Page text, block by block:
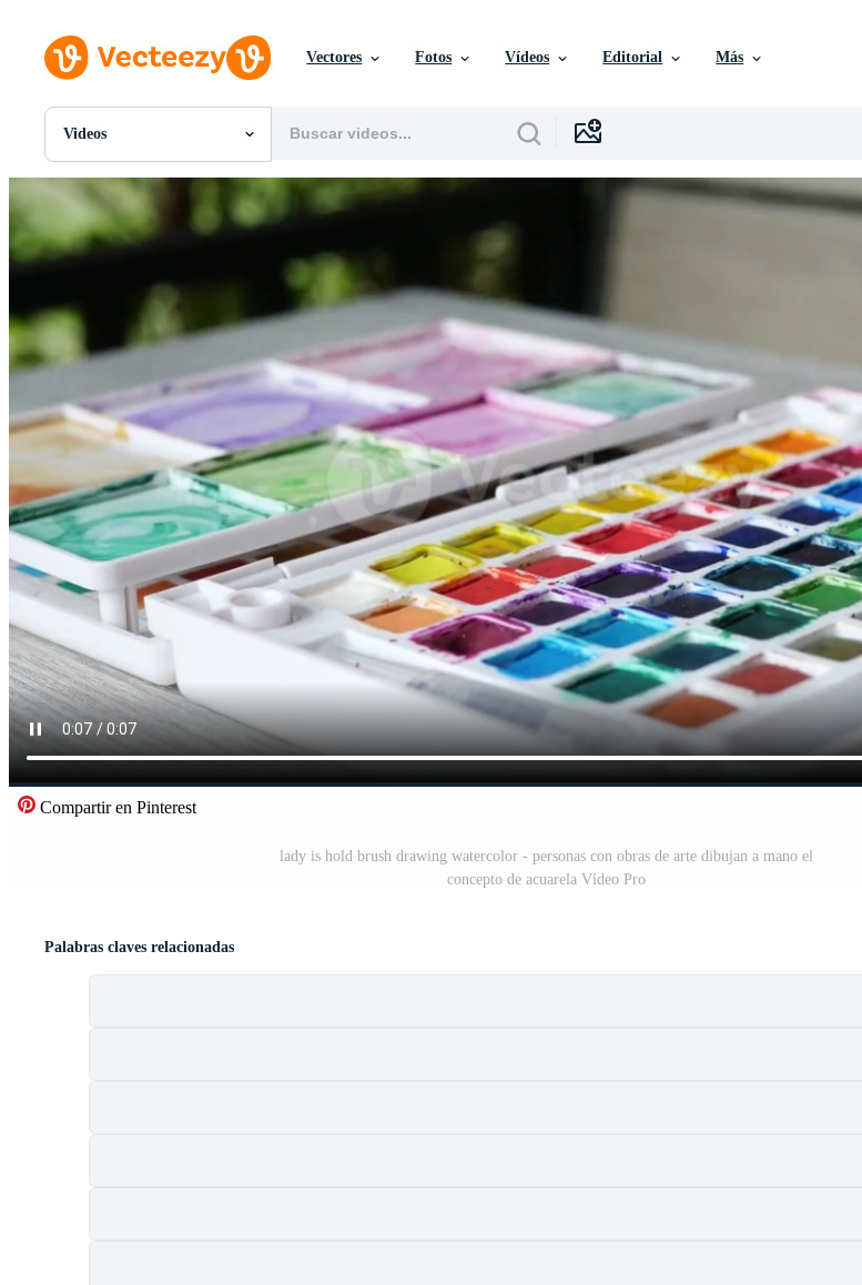
Vectores Fotos Vídeos Editorial Más
Videos
Todas Imágenes
Fotos
PNGs
PSDs
Vectores
Gráficos en Movimiento
Imágenes Editoriales
Eventos Editoriales
Compartir en Pinterest
lady is hold brush drawing watercolor - personas con obras de arte dibujan a mano el
concepto de acuarela Vídeo Pro
Palabras claves relacionadas